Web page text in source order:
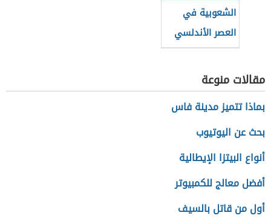
الشعوبية في
العصر الأندلسي
مقالات منوعة
بماذا تتميز مدينة فاس
بحث عن اليوتيوب
أنواع البيتزا الإيطالية
أفضل معالج للكمبيوتر
أول من قاتل بالسيف